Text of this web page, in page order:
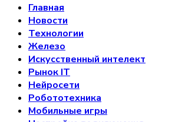
Главная
Новости
Технологии
Железо
Искусственный интелект
Рынок IT
Нейросети
Робототехника
Мобильные игры